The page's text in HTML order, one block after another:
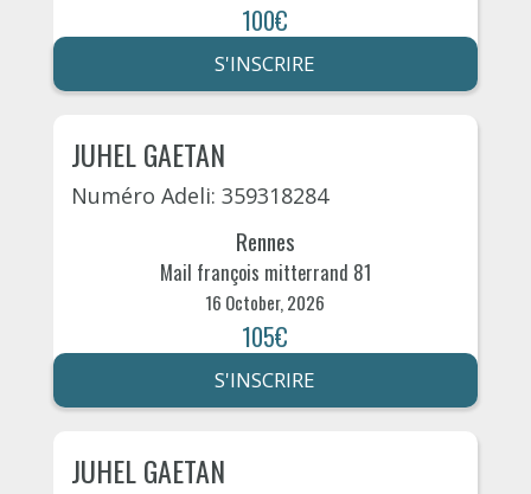
100€
S'INSCRIRE
JUHEL GAETAN
Numéro Adeli: 359318284
Rennes
Mail françois mitterrand 81
16 October, 2026
105€
S'INSCRIRE
JUHEL GAETAN